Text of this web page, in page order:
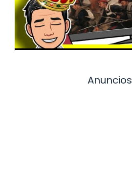
Anuncios